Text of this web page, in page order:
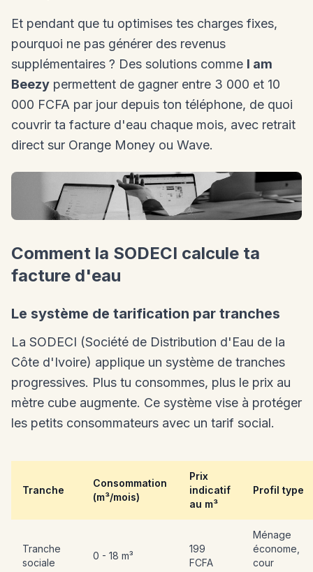
Et pendant que tu optimises tes charges fixes,
pourquoi ne pas générer des revenus
supplémentaires ? Des solutions comme I am
Beezy permettent de gagner entre 3 000 et 10
000 FCFA par jour depuis ton téléphone, de quoi
couvrir ta facture d'eau chaque mois, avec retrait
direct sur Orange Money ou Wave.
Comment la SODECI calcule ta
facture d'eau
Le système de tarification par tranches
La SODECI (Société de Distribution d'Eau de la
Côte d'Ivoire) applique un système de tranches
progressives. Plus tu consommes, plus le prix au
mètre cube augmente. Ce système vise à protéger
les petits consommateurs avec un tarif social.
Tranche
Consommation
(m³/mois)
Prix
indicatif
au m³
Profil type
Tranche
sociale
0 - 18 m³
199
FCFA
Ménage
économe,
cour